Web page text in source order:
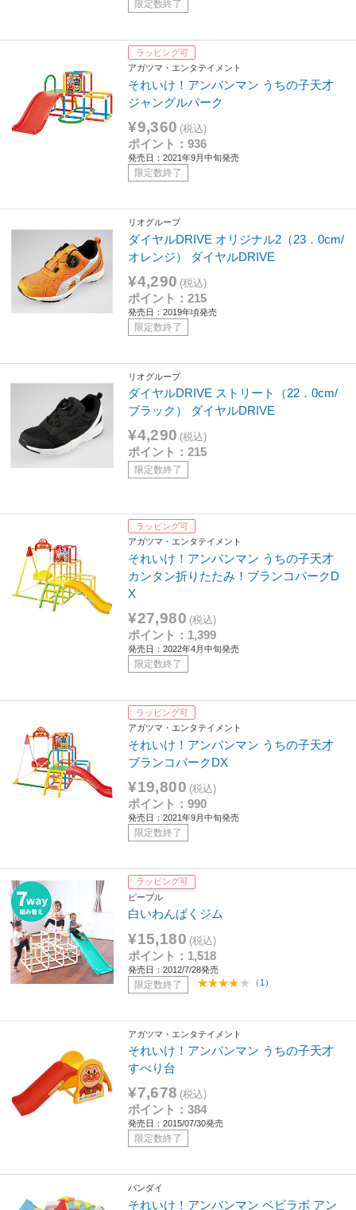
限定数終了
ラッピング可
アガツマ・エンタテイメント
それいけ！アンパンマン うちの子天才
ジャングルパーク
¥9,360 (税込)
ポイント：936
発売日：2021年9月中旬発売
限定数終了
リオグループ
ダイヤルDRIVE オリジナル2（23．0cm/
オレンジ） ダイヤルDRIVE
¥4,290 (税込)
ポイント：215
発売日：2019年頃発売
限定数終了
リオグループ
ダイヤルDRIVE ストリート（22．0cm/
ブラック） ダイヤルDRIVE
¥4,290 (税込)
ポイント：215
限定数終了
ラッピング可
アガツマ・エンタテイメント
それいけ！アンパンマン うちの子天才
カンタン折りたたみ！ブランコパークD
X
¥27,980 (税込)
ポイント：1,399
発売日：2022年4月中旬発売
限定数終了
ラッピング可
アガツマ・エンタテイメント
それいけ！アンパンマン うちの子天才
ブランコパークDX
¥19,800 (税込)
ポイント：990
発売日：2021年9月中旬発売
限定数終了
ラッピング可
ピープル
白いわんぱくジム
¥15,180 (税込)
ポイント：1,518
発売日：2012/7/28発売
限定数終了 （1）
アガツマ・エンタテイメント
それいけ！アンパンマン うちの子天才
すべり台
¥7,678 (税込)
ポイント：384
発売日：2015/07/30発売
限定数終了
バンダイ
それいけ！アンパンマン ベビラボ アン